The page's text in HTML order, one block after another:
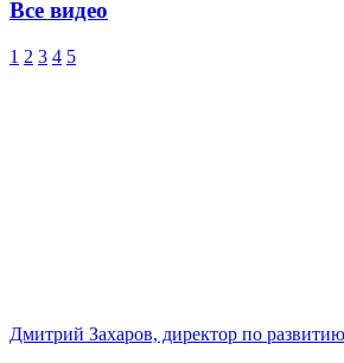
Все видео
1 2 3 4 5
Дмитрий Захаров, директор по